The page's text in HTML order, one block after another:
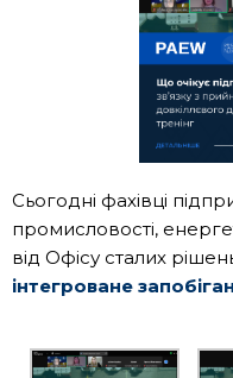
Сьогодні фахівці
промисловості,
від Офісу сталих
інтегроване